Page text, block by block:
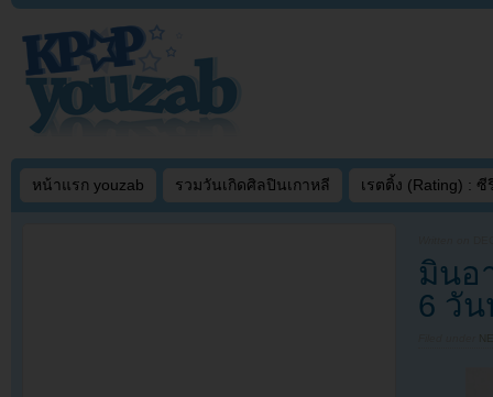
หน้าแรก youzab รวมวันเกิดศิลปินเกาหลี เรตติ้ง (Rating) : ซี
มินอ
6 วั